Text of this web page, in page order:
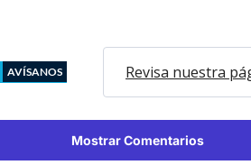
AVÍSANOS Revisa nuestra
Mostrar Comentarios